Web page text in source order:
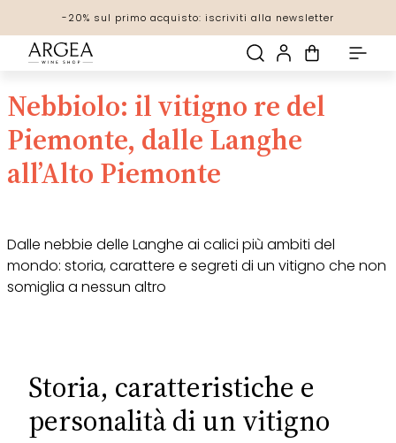
Spedizione gratuita! con una spesa di 69€
Scopri tutte le promozioni
-20% sul primo acquisto: iscriviti alla newsletter
In questi giorni, le spedizioni potrebbero subire ritardi a causa
di rallentamenti nei rifornimenti.
Nebbiolo: il vitigno re del
Piemonte, dalle Langhe
all’Alto Piemonte
Dalle nebbie delle Langhe ai calici più ambiti del
mondo: storia, carattere e segreti di un vitigno che non
somiglia a nessun altro
Storia, caratteristiche e
personalità di un vitigno